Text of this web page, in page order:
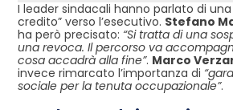
I leader sindacali hanno parlato di
credito” verso l’esecutivo. Stefano
ha però precisato: “Si tratta di una
una revoca. Il percorso va
cosa accadrà alla fine”. Marco
invece rimarcato l’importanza di
sociale per la tenuta occupazionale”.